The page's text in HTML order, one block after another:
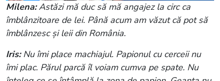
Milena:Astăzi mă duc să mă angajez la circ ca
îmblânzitoare de lei. Până acum am văzut că pot să
îmblânzesc și leii din România.
Iris:Nu îmi place machiajul. Papionul cu cerceii nu
îmi plac. Părul parcă îl voiam cumva pe spate. Nu